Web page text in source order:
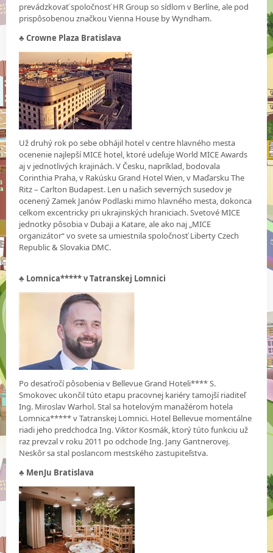
prevádzkovať spoločnosť HR Group so sídlom v Berlíne, ale pod
prispôsobenou značkou Vienna House by Wyndham.
♣ Crowne Plaza Bratislava
Už druhý rok po sebe obhájil hotel v centre hlavného mesta
ocenenie najlepší MICE hotel, ktoré udeľuje World MICE Awards
aj v jednotlivých krajinách. V Česku, napríklad, bodovala
Corinthia Praha, v Rakúsku Grand Hotel Wien, v Maďarsku The
Ritz – Carlton Budapest. Len u našich severných susedov je
ocenený Zamek Janów Podlaski mimo hlavného mesta, dokonca
celkom excentricky pri ukrajinských hraniciach. Svetové MICE
jednotky pôsobia v Dubaji a Katare, ale ako naj „MICE
organizátor“ vo svete sa umiestnila spoločnosť Liberty Czech
Republic & Slovakia DMC.
♣ Lomnica***** v Tatranskej Lomnici
Po desaťročí pôsobenia v Bellevue Grand Hoteli**** S.
Smokovec ukončil túto etapu pracovnej kariéry tamojší riaditeľ
Ing. Miroslav Warhol. Stal sa hotelovým manažérom hotela
Lomnica***** v Tatranskej Lomnici. Hotel Bellevue momentálne
riadi jeho predchodca Ing. Viktor Kosmák, ktorý túto funkciu už
raz prevzal v roku 2011 po odchode Ing. Jany Gantnerovej.
Neskôr sa stal poslancom mestského zastupiteľstva.
♣ MenJu Bratislava